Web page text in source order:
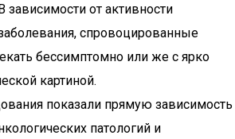
от активности
спровоцированные
бессимптомно или же с ярко
картиной.
показали прямую зависимость
патологий и